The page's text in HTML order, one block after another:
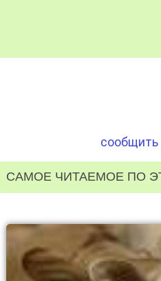
сообщить
САМОЕ ЧИТАЕМОЕ ПО